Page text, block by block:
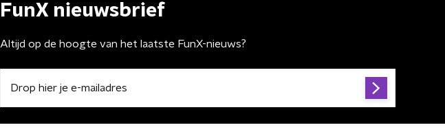
FunX nieuwsbrief
Altijd op de hoogte van het laatste FunX-nieuws?